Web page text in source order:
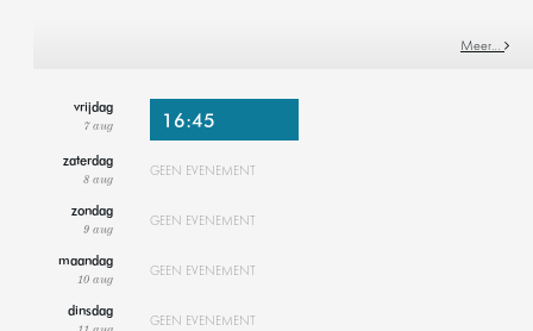
Meer…
vrijdag
7 aug 16:45
zaterdag
8 aug
GEEN EVENEMENT
zondag
9 aug
GEEN EVENEMENT
maandag
10 aug
GEEN EVENEMENT
dinsdag
GEEN EVENEMENT